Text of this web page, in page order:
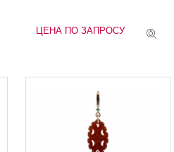
ЦЕНА ПО ЗАПРОСУ